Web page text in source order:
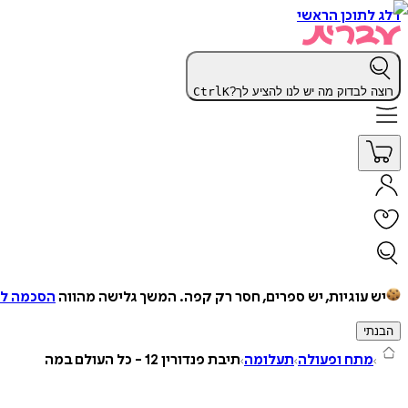
דלג לתוכן הראשי
רוצה לבדוק מה יש לנו להציע לך? CtrlK
יש עוגיות, יש ספרים, חסר רק קפה. המשך גלישה מהווה הסכמה
הבנתי
מתח ופעולה תעלומה תיבת פנדורין 12 - כל העולם במה